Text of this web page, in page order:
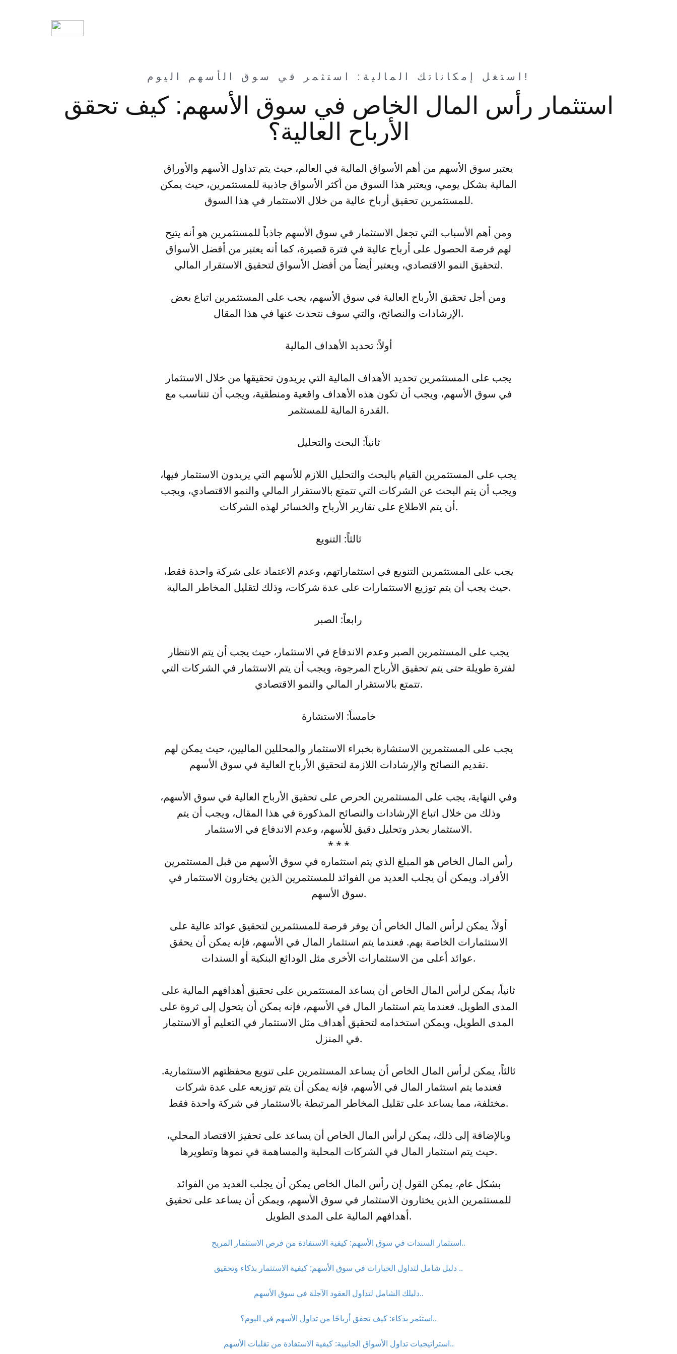
استغل إمكاناتك المالية: استثمر في سوق الأسهم اليوم!
استثمار رأس المال الخاص في سوق الأسهم: كيف تحقق
الأرباح العالية؟
يعتبر سوق الأسهم من أهم الأسواق المالية في العالم، حيث يتم تداول الأسهم والأوراق
المالية بشكل يومي، ويعتبر هذا السوق من أكثر الأسواق جاذبية للمستثمرين، حيث يمكن
للمستثمرين تحقيق أرباح عالية من خلال الاستثمار في هذا السوق.
ومن أهم الأسباب التي تجعل الاستثمار في سوق الأسهم جاذباً للمستثمرين هو أنه يتيح
لهم فرصة الحصول على أرباح عالية في فترة قصيرة، كما أنه يعتبر من أفضل الأسواق
لتحقيق النمو الاقتصادي، ويعتبر أيضاً من أفضل الأسواق لتحقيق الاستقرار المالي.
ومن أجل تحقيق الأرباح العالية في سوق الأسهم، يجب على المستثمرين اتباع بعض
الإرشادات والنصائح، والتي سوف نتحدث عنها في هذا المقال.
أولاً: تحديد الأهداف المالية
يجب على المستثمرين تحديد الأهداف المالية التي يريدون تحقيقها من خلال الاستثمار
في سوق الأسهم، ويجب أن تكون هذه الأهداف واقعية ومنطقية، ويجب أن تتناسب مع
القدرة المالية للمستثمر.
ثانياً: البحث والتحليل
يجب على المستثمرين القيام بالبحث والتحليل اللازم للأسهم التي يريدون الاستثمار فيها،
ويجب أن يتم البحث عن الشركات التي تتمتع بالاستقرار المالي والنمو الاقتصادي، ويجب
أن يتم الاطلاع على تقارير الأرباح والخسائر لهذه الشركات.
ثالثاً: التنويع
يجب على المستثمرين التنويع في استثماراتهم، وعدم الاعتماد على شركة واحدة فقط،
حيث يجب أن يتم توزيع الاستثمارات على عدة شركات، وذلك لتقليل المخاطر المالية.
رابعاً: الصبر
يجب على المستثمرين الصبر وعدم الاندفاع في الاستثمار، حيث يجب أن يتم الانتظار
لفترة طويلة حتى يتم تحقيق الأرباح المرجوة، ويجب أن يتم الاستثمار في الشركات التي
تتمتع بالاستقرار المالي والنمو الاقتصادي.
خامساً: الاستشارة
يجب على المستثمرين الاستشارة بخبراء الاستثمار والمحللين الماليين، حيث يمكن لهم
تقديم النصائح والإرشادات اللازمة لتحقيق الأرباح العالية في سوق الأسهم.
وفي النهاية، يجب على المستثمرين الحرص على تحقيق الأرباح العالية في سوق الأسهم،
وذلك من خلال اتباع الإرشادات والنصائح المذكورة في هذا المقال، ويجب أن يتم
الاستثمار بحذر وتحليل دقيق للأسهم، وعدم الاندفاع في الاستثمار.
* * *
رأس المال الخاص هو المبلغ الذي يتم استثماره في سوق الأسهم من قبل المستثمرين
الأفراد. ويمكن أن يجلب العديد من الفوائد للمستثمرين الذين يختارون الاستثمار في
سوق الأسهم.
أولاً، يمكن لرأس المال الخاص أن يوفر فرصة للمستثمرين لتحقيق عوائد عالية على
الاستثمارات الخاصة بهم. فعندما يتم استثمار المال في الأسهم، فإنه يمكن أن يحقق
عوائد أعلى من الاستثمارات الأخرى مثل الودائع البنكية أو السندات.
ثانياً، يمكن لرأس المال الخاص أن يساعد المستثمرين على تحقيق أهدافهم المالية على
المدى الطويل. فعندما يتم استثمار المال في الأسهم، فإنه يمكن أن يتحول إلى ثروة على
المدى الطويل، ويمكن استخدامه لتحقيق أهداف مثل الاستثمار في التعليم أو الاستثمار
في المنزل.
ثالثاً، يمكن لرأس المال الخاص أن يساعد المستثمرين على تنويع محفظتهم الاستثمارية.
فعندما يتم استثمار المال في الأسهم، فإنه يمكن أن يتم توزيعه على عدة شركات
مختلفة، مما يساعد على تقليل المخاطر المرتبطة بالاستثمار في شركة واحدة فقط.
وبالإضافة إلى ذلك، يمكن لرأس المال الخاص أن يساعد على تحفيز الاقتصاد المحلي،
حيث يتم استثمار المال في الشركات المحلية والمساهمة في نموها وتطويرها.
بشكل عام، يمكن القول إن رأس المال الخاص يمكن أن يجلب العديد من الفوائد
للمستثمرين الذين يختارون الاستثمار في سوق الأسهم، ويمكن أن يساعد على تحقيق
أهدافهم المالية على المدى الطويل.
استثمار السندات في سوق الأسهم: كيفية الاستفادة من فرص الاستثمار المربح..
دليل شامل لتداول الخيارات في سوق الأسهم: كيفية الاستثمار بذكاء وتحقيق ..
دليلك الشامل لتداول العقود الآجلة في سوق الأسهم..
استثمر بذكاء: كيف تحقق أرباحًا من تداول الأسهم في اليوم؟..
استراتيجيات تداول الأسواق الجانبية: كيفية الاستفادة من تقلبات الأسهم..